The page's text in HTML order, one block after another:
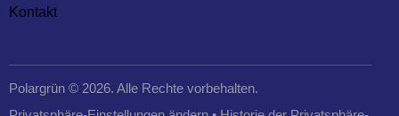
Kontakt
Polargrün © 2026. Alle Rechte vorbehalten.